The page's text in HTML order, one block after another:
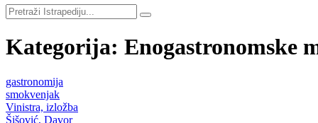
Kategorija: Enogastronomske
gastronomija
smokvenjak
Vinistra, izložba
Šišović, Davor